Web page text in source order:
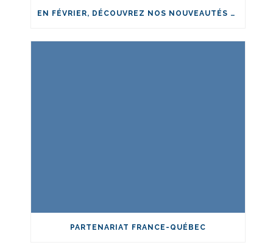
EN FÉVRIER, DÉCOUVREZ NOS NOUVEAUTÉS EN IA-SANTÉ!
PARTENARIAT FRANCE-QUÉBEC